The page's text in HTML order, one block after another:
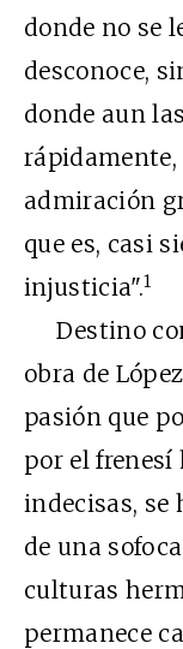
donde no se
desconoce,
donde aun
rápidamente,
admiración
que es, casi
injusticia".1
Destino
obra de
pasión que
por el frenesí
indecisas, se
de una
culturas
permanece